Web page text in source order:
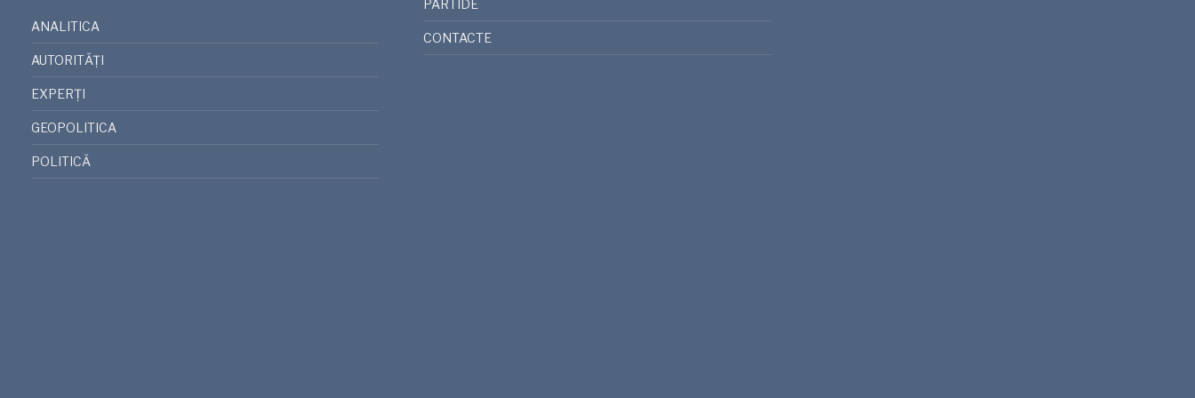
ANALITICA
AUTORITĂȚI
EXPERȚI
GEOPOLITICA
POLITICĂ
PARTIDE
CONTACTE